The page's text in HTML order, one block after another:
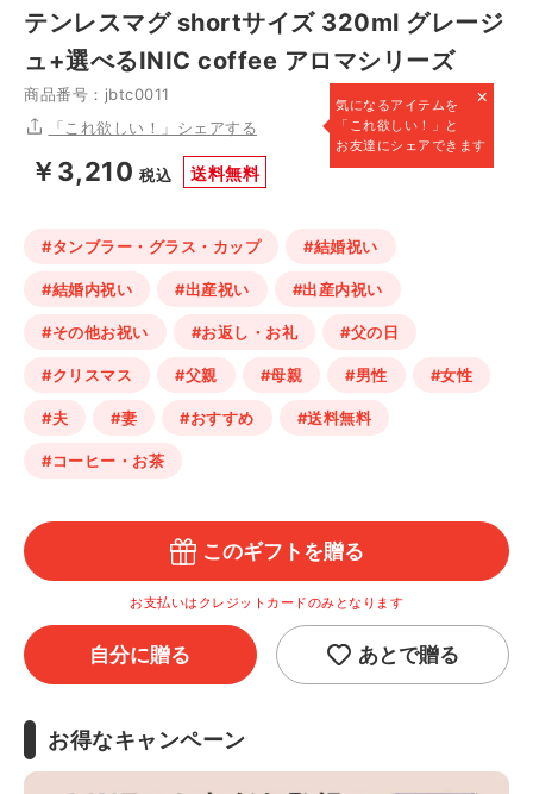
テンレスマグ shortサイズ 320ml グレージ
ュ+選べるINIC coffee アロマシリーズ
商品番号：jbtc0011 ×
気になるアイテムを
「これ欲しい！」と
お友達にシェアできます
「これ欲しい！」シェアする
￥3,210 税込 送料無料
#タンブラー・グラス・カップ #結婚祝い
#結婚内祝い #出産祝い #出産内祝い
#その他お祝い #お返し・お礼 #父の日
#クリスマス #父親 #母親 #男性 #女性
#夫 #妻 #おすすめ #送料無料
#コーヒー・お茶
このギフトを贈る
お支払いはクレジットカードのみとなります
自分に贈る あとで贈る
お得なキャンペーン